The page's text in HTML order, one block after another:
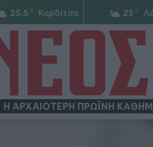
25.5 C Καρδίτσα 25 C
Η ΑΡΧΑΙΟΤΕΡΗ ΠΡΩΪΝΗ